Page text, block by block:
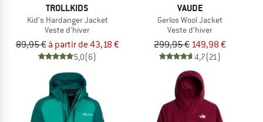
TROLLKIDS
Kid's Hardanger Jacket
Veste d'hiver
89,95 € à partir de 43,18 €
5,0(6)
VAUDE
Gerlos Wool Jacket
Veste d'hiver
299,95 € 149,98 €
4,7(21)